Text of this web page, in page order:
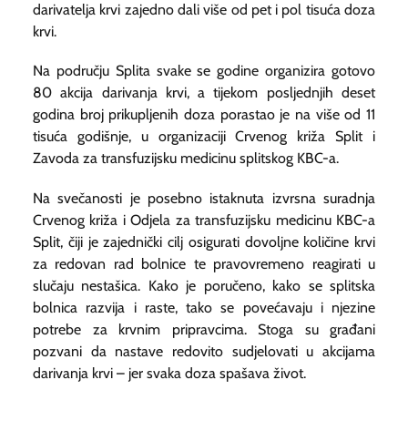
darivatelja krvi zajedno dali više od pet i pol tisuća doza
krvi.
Na području Splita svake se godine organizira gotovo
80 akcija darivanja krvi, a tijekom posljednjih deset
godina broj prikupljenih doza porastao je na više od 11
tisuća godišnje, u organizaciji Crvenog križa Split i
Zavoda za transfuzijsku medicinu splitskog KBC-a.
Na svečanosti je posebno istaknuta izvrsna suradnja
Crvenog križa i Odjela za transfuzijsku medicinu KBC-a
Split, čiji je zajednički cilj osigurati dovoljne količine krvi
za redovan rad bolnice te pravovremeno reagirati u
slučaju nestašica. Kako je poručeno, kako se splitska
bolnica razvija i raste, tako se povećavaju i njezine
potrebe za krvnim pripravcima. Stoga su građani
pozvani da nastave redovito sudjelovati u akcijama
darivanja krvi – jer svaka doza spašava život.